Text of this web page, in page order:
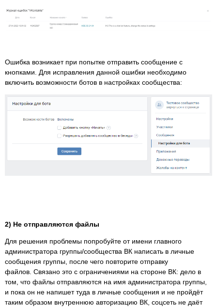
Ошибка возникает при попытке отправить сообщение с
кнопками. Для исправления данной ошибки необходимо
включить возможности ботов в настройках сообщества:
2) Не отправляются файлы
Для решения проблемы попробуйте от имени главного
администратора группы/cообщества ВК написать в личные
сообщения группы, после чего повторите отправку
файлов. Связано это с ограничениями на стороне ВК: дело в
том, что файлы отправляются на имя администратора группы,
и пока он не напишет туда в личные сообщения и не пройдёт
таким образом внутреннюю авторизацию ВК, соцсеть не даёт